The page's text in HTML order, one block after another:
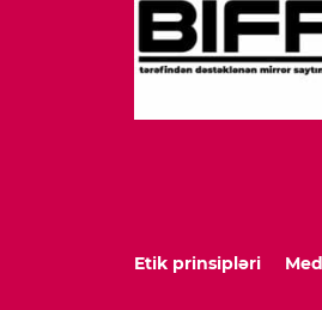
Etik prinsipləri